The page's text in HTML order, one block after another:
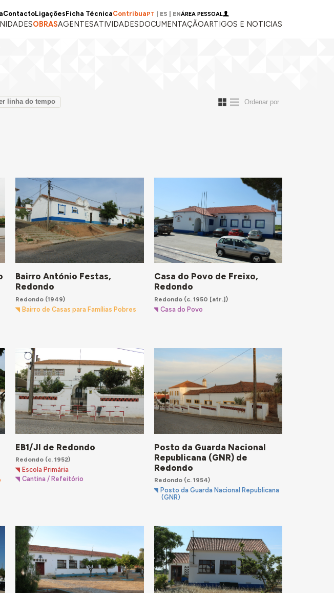
ContactoLigações Ficha TécnicaContribuaPT ES ENÁREA PESSOAL
OBRASAGENTESATIVIDADESDOCUMENTAÇÃOARTIGOS E NOTICIAS
linha do tempo
Bairro António Festas,
Redondo
Redondo (1949)
Bairro de Casas para Famílias Pobres
Casa do Povo de Freixo,
Redondo
Redondo(c. 1950 [atr.])
Casa do Povo
EB1/JI de Redondo
Redondo (c. 1952)
Escola Primária
Cantina / Refeitório
Posto da Guarda Nacional
Republicana (GNR) de
Redondo
Redondo(c. 1954)
Posto da Guarda Nacional Republicana
(GNR)